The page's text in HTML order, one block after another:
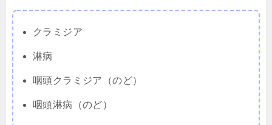
クラミジア
淋病
咽頭クラミジア（のど）
咽頭淋病（のど）